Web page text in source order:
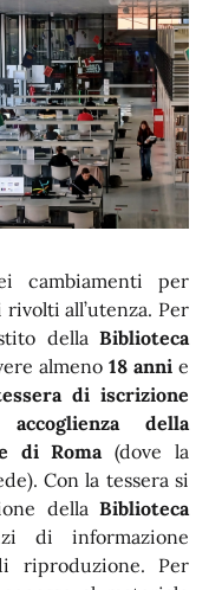
cambiamenti per
all’utenza. Per
della Biblioteca
almeno 18 anni e
di iscrizione
della
di Roma (dove la
Con la tessera si
della Biblioteca
di informazione
riproduzione. Per